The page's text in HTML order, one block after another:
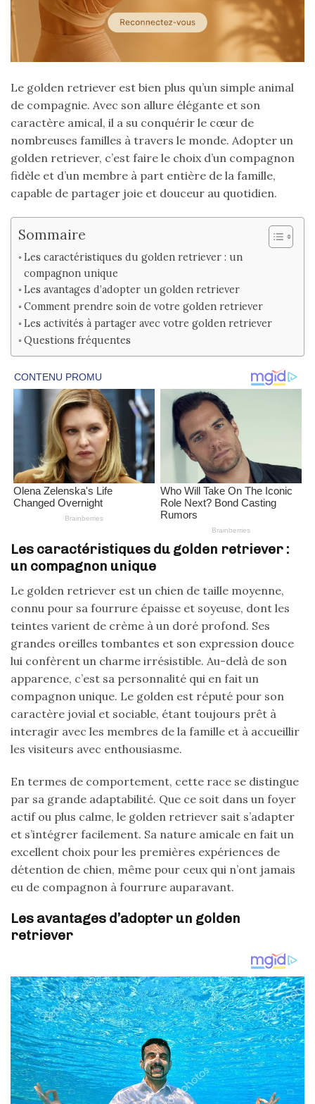
Le golden retriever est bien plus qu’un simple animal
de compagnie. Avec son allure élégante et son
caractère amical, il a su conquérir le cœur de
nombreuses familles à travers le monde. Adopter un
golden retriever, c’est faire le choix d’un compagnon
fidèle et d’un membre à part entière de la famille,
capable de partager joie et douceur au quotidien.
Sommaire
Les caractéristiques du golden retriever : un
compagnon unique
Les avantages d’adopter un golden retriever
Comment prendre soin de votre golden retriever
Les activités à partager avec votre golden retriever
Questions fréquentes
Les caractéristiques du golden retriever :
un compagnon unique
Le golden retriever est un chien de taille moyenne,
connu pour sa fourrure épaisse et soyeuse, dont les
teintes varient de crème à un doré profond. Ses
grandes oreilles tombantes et son expression douce
lui confèrent un charme irrésistible. Au-delà de son
apparence, c’est sa personnalité qui en fait un
compagnon unique. Le golden est réputé pour son
caractère jovial et sociable, étant toujours prêt à
interagir avec les membres de la famille et à accueillir
les visiteurs avec enthousiasme.
En termes de comportement, cette race se distingue
par sa grande adaptabilité. Que ce soit dans un foyer
actif ou plus calme, le golden retriever sait s’adapter
et s’intégrer facilement. Sa nature amicale en fait un
excellent choix pour les premières expériences de
détention de chien, même pour ceux qui n’ont jamais
eu de compagnon à fourrure auparavant.
Les avantages d’adopter un golden
retriever